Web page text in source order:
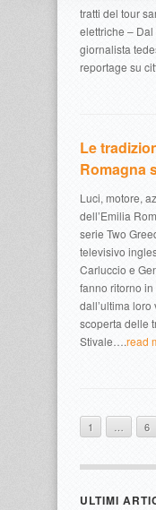
tratti del tour
elettriche –
giornalista
reportage su
Le
Romagna
Luci, motore,
dell’Emilia
serie Two
televisivo
Carluccio e
fanno ritorno
dall’ultima
scoperta delle
Stivale….read
1 … 6
ULTIMI